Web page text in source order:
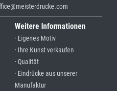
Weitere Informationen
· Eigenes Motiv
· Ihre Kunst verkaufen
· Qualität
· Eindrücke aus unserer
Manufaktur